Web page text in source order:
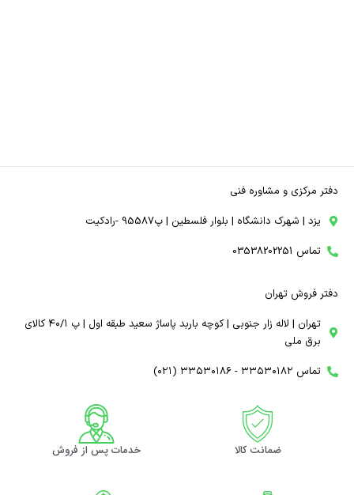
دفتر مرکزی و مشاوره فنی
یزد | شهرک دانشگاه | بلوار فلسطین | پ95587 -رادکیت
تماس 03538202251
دفتر فروش تهران
تهران | لاله زار جنوبی | کوچه باربد پاساژ سعید طبقه اول | پ ۴۰/۱ کالای
برق ملی
تماس ۳۳۵۳۰۱۸۲ - ۳۳۵۳۰۱۸۶ (۰۲۱)
ضمانت کالا خدمات پس از فروش